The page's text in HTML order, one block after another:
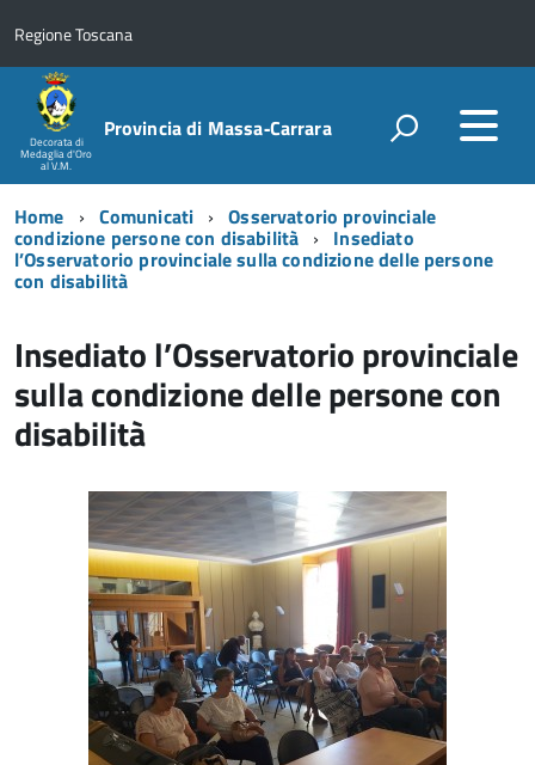
Regione Toscana
Decorata di
Medaglia d'Oro
al V.M.
Provincia di Massa‑Carrara
Home Comunicati Osservatorio provinciale
condizione persone con disabilità Insediato
l’Osservatorio provinciale sulla condizione delle persone
con disabilità
Insediato l’Osservatorio provinciale
sulla condizione delle persone con
disabilità